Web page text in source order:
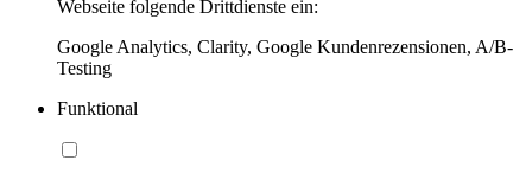
Webseite folgende Drittdienste ein:
Google Analytics, Clarity, Google Kundenrezensionen, A/B-
Testing
Funktional